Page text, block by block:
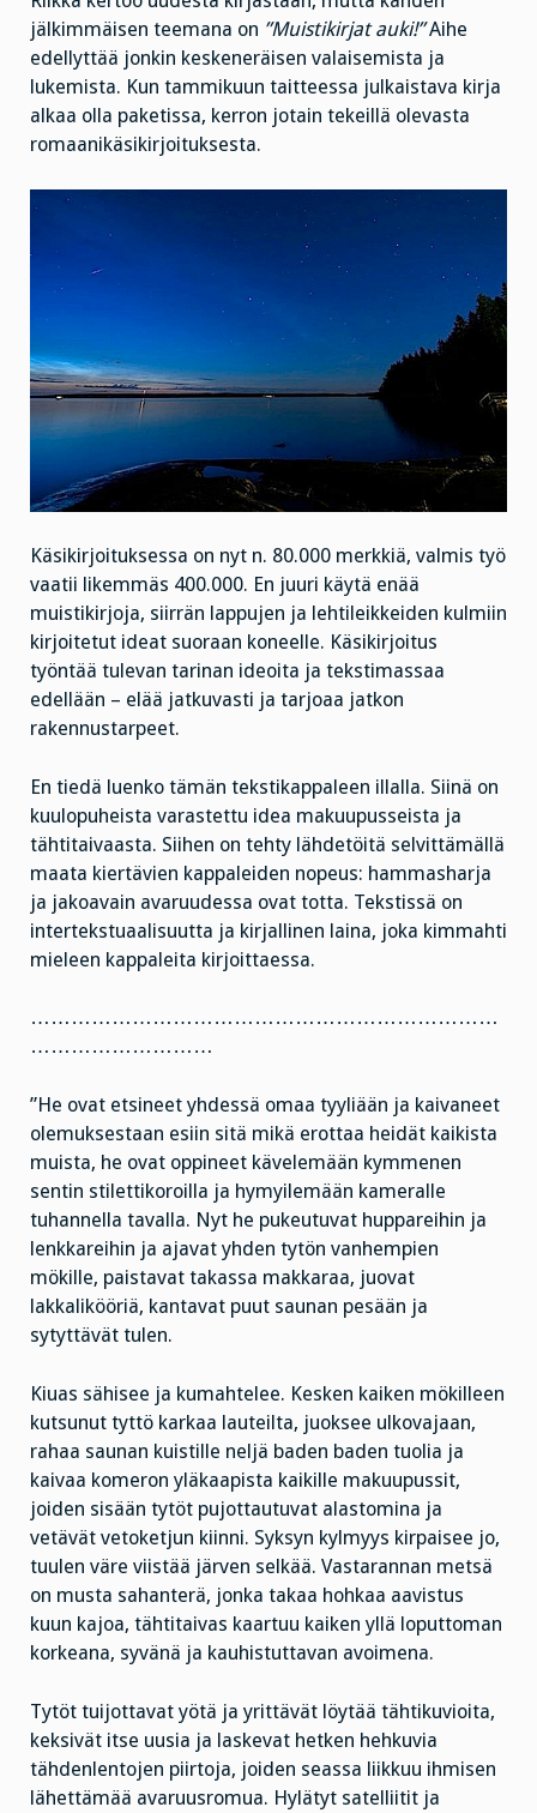
jälkimmäisen teemana on ”Muistikirjat auki!”Aihe
edellyttää jonkin keskeneräisen valaisemista ja
lukemista. Kun tammikuun taitteessa julkaistava kirja
alkaa olla paketissa, kerron jotain tekeillä olevasta
romaanikäsikirjoituksesta.
Käsikirjoituksessa on nyt n. 80.000 merkkiä, valmis työ
vaatii likemmäs 400.000. En juuri käytä enää
muistikirjoja, siirrän lappujen ja lehtileikkeiden kulmiin
kirjoitetut ideat suoraan koneelle. Käsikirjoitus
työntää tulevan tarinan ideoita ja tekstimassaa
edellään – elää jatkuvasti ja tarjoaa jatkon
rakennustarpeet.
En tiedä luenko tämän tekstikappaleen illalla. Siinä on
kuulopuheista varastettu idea makuupusseista ja
tähtitaivaasta. Siihen on tehty lähdetöitä selvittämällä
maata kiertävien kappaleiden nopeus: hammasharja
ja jakoavain avaruudessa ovat totta. Tekstissä on
intertekstuaalisuutta ja kirjallinen laina, joka kimmahti
mieleen kappaleita kirjoittaessa.
……………………………………………………………
………………………
”He ovat etsineet yhdessä omaa tyyliään ja kaivaneet
olemuksestaan esiin sitä mikä erottaa heidät kaikista
muista, he ovat oppineet kävelemään kymmenen
sentin stilettikoroilla ja hymyilemään kameralle
tuhannella tavalla. Nyt he pukeutuvat huppareihin ja
lenkkareihin ja ajavat yhden tytön vanhempien
mökille, paistavat takassa makkaraa, juovat
lakkalikööriä, kantavat puut saunan pesään ja
sytyttävät tulen.
Kiuas sähisee ja kumahtelee. Kesken kaiken mökilleen
kutsunut tyttö karkaa lauteilta, juoksee ulkovajaan,
rahaa saunan kuistille neljä baden baden tuolia ja
kaivaa komeron yläkaapista kaikille makuupussit,
joiden sisään tytöt pujottautuvat alastomina ja
vetävät vetoketjun kiinni. Syksyn kylmyys kirpaisee jo,
tuulen väre viistää järven selkää. Vastarannan metsä
on musta sahanterä, jonka takaa hohkaa aavistus
kuun kajoa, tähtitaivas kaartuu kaiken yllä loputtoman
korkeana, syvänä ja kauhistuttavan avoimena.
Tytöt tuijottavat yötä ja yrittävät löytää tähtikuvioita,
keksivät itse uusia ja laskevat hetken hehkuvia
tähdenlentojen piirtoja, joiden seassa liikkuu ihmisen
lähettämää avaruusromua. Hylätyt satelliitit ja